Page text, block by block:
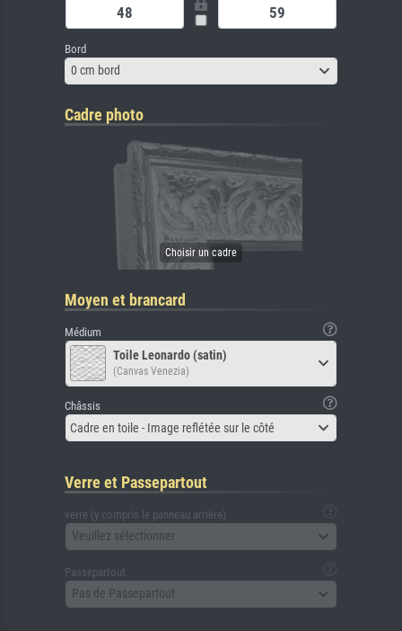
Bord
0 cm bord
Cadre photo
Moyen et brancard
Médium
Toile Leonardo (satin)
(Canvas Venezia)
Châssis
Cadre en toile - Image reflétée sur le côté
Verre et Passepartout
verre (y compris le panneau arrière)
Veuillez sélectionner
Passepartout
Pas de Passepartout